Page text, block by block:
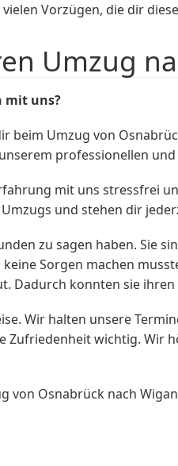
Vorzügen, die dir
Umzug
mit uns?
Umzug von
professionellen
mit uns stressfrei
und stehen dir
zu sagen haben. Sie
Sorgen machen
Dadurch konnten sie
Wir halten unsere
Zufriedenheit wichtig. Wir
von Osnabrück nach